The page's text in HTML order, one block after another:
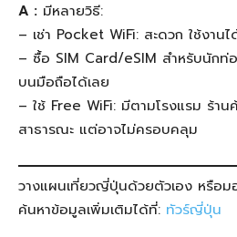
A : มีหลายวิธี:
– เช่า Pocket WiFi: สะดวก ใช้ง
– ซื้อ SIM Card/eSIM สำหรับนักท่
บนมือถือได้เลย
– ใช้ Free WiFi: มีตามโรงแรม ร้า
สาธารณะ แต่อาจไม่ครอบคลุม
วางแผนเที่ยวญี่ปุ่นด้วยตัวเอง หรือม
ค้นหาข้อมูลเพิ่มเติมได้ที่: ทัวร์ญี่ปุ่น